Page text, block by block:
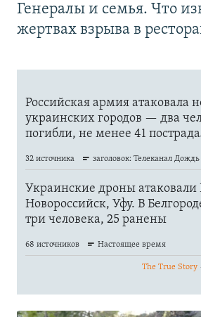
Генералы и семья. Что
жертвах взрыва в